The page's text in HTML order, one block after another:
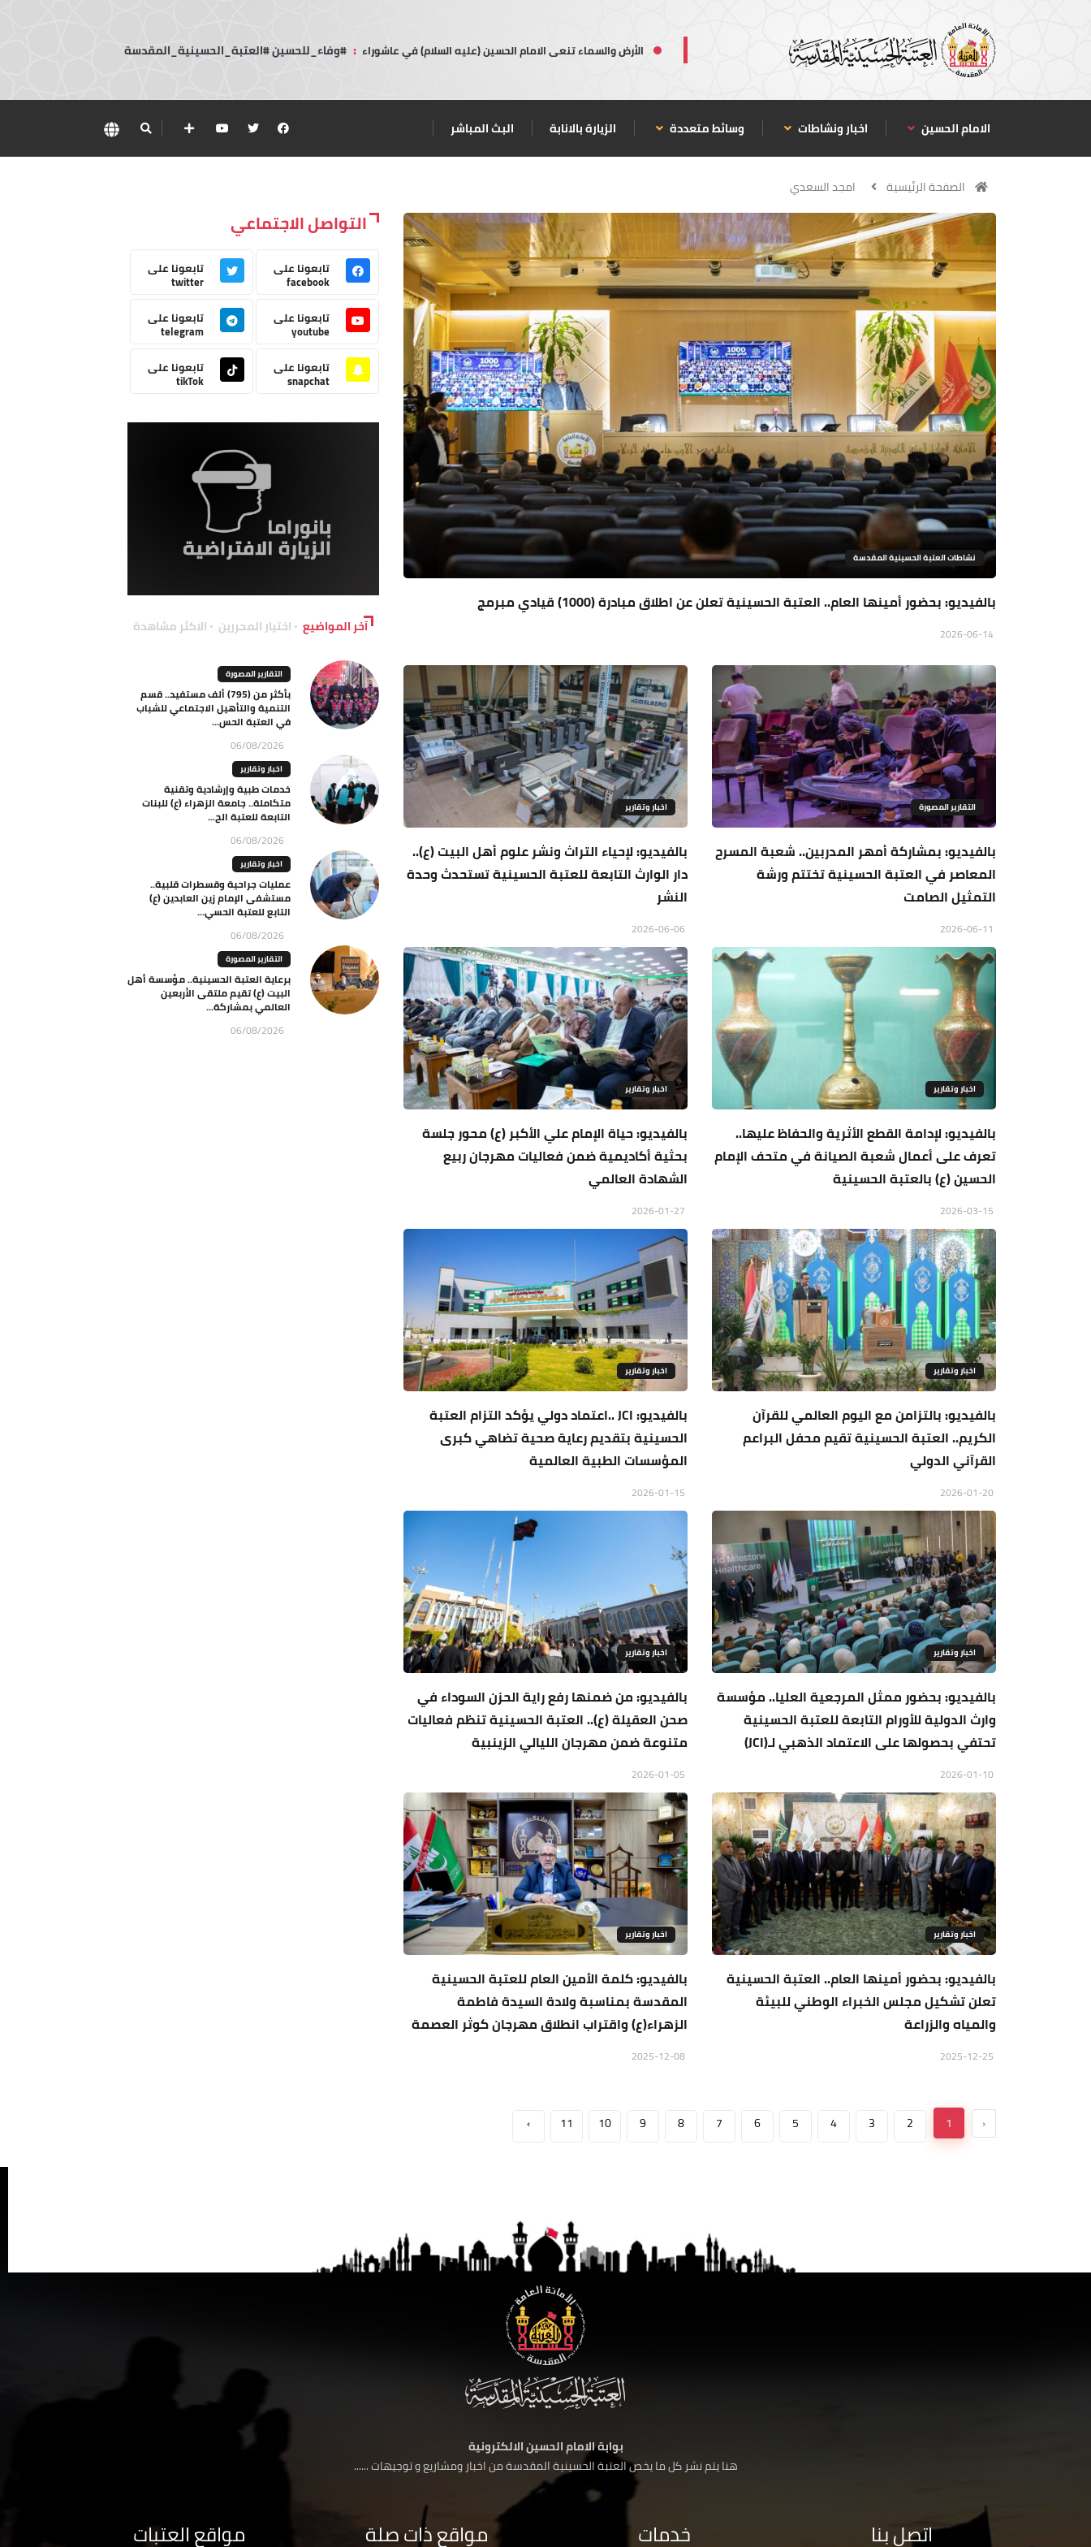
الأرض والسماء تنعى الامام الحسين (عليه السلام) في عاشوراء : #وفاء_للحسين #العتبة_الحسينية_المقدسة
الامام الحسين اخبار ونشاطات وسائط متعددة الزيارة بالانابة البث المباشر
الصفحة الرئيسية امجد السعدي
نشاطات العتبة الحسينية المقدسة
بالفيديو: بحضور أمينها العام.. العتبة الحسينية تعلن عن اطلاق مبادرة (1000) قيادي مبرمج
التقارير المصورة
بالفيديو: بمشاركة أمهر المدربين.. شعبة المسرح
المعاصر في العتبة الحسينية تختتم ورشة
التمثيل الصامت
اخبار وتقارير
بالفيديو: لإحياء التراث ونشر علوم أهل البيت (ع)..
دار الوارث التابعة للعتبة الحسينية تستحدث وحدة
النشر
اخبار وتقارير
بالفيديو: لإدامة القطع الأثرية والحفاظ عليها..
تعرف على أعمال شعبة الصيانة في متحف الإمام
الحسين (ع) بالعتبة الحسينية
اخبار وتقارير
بالفيديو: حياة الإمام علي الأكبر (ع) محور جلسة
بحثية أكاديمية ضمن فعاليات مهرجان ربيع
الشهادة العالمي
اخبار وتقارير
بالفيديو: بالتزامن مع اليوم العالمي للقرآن
الكريم.. العتبة الحسينية تقيم محفل البراعم
القرآني الدولي
اخبار وتقارير
بالفيديو: JCI ..اعتماد دولي يؤكد التزام العتبة
الحسينية بتقديم رعاية صحية تضاهي كبرى
المؤسسات الطبية العالمية
اخبار وتقارير
بالفيديو: بحضور ممثل المرجعية العليا.. مؤسسة
وارث الدولية للأورام التابعة للعتبة الحسينية
تحتفي بحصولها على الاعتماد الذهبي لـ(JCI)
اخبار وتقارير
بالفيديو: من ضمنها رفع راية الحزن السوداء في
صحن العقيلة (ع).. العتبة الحسينية تنظم فعاليات
متنوعة ضمن مهرجان الليالي الزينبية
اخبار وتقارير
بالفيديو: بحضور أمينها العام.. العتبة الحسينية
تعلن تشكيل مجلس الخبراء الوطني للبيئة
والمياه والزراعة
اخبار وتقارير
بالفيديو: كلمة الأمين العام للعتبة الحسينية
المقدسة بمناسبة ولادة السيدة فاطمة
الزهراء(ع) واقتراب انطلاق مهرجان كوثر العصمة
‹
1
2
3
4
5
6
7
8
9
10
11
›
التواصل الاجتماعي
تابعونا على
facebook
تابعونا على
twitter
تابعونا على
youtube
تابعونا على
telegram
تابعونا على
snapchat
تابعونا على
tikTok
آخر المواضيع اختيار المحررين الاكثر مشاهدة
التقارير المصورة
بأكثر من (795) ألف مستفيد.. قسم
التنمية والتأهيل الاجتماعي للشباب
في العتبة الحس...
06/08/2026
اخبار وتقارير
خدمات طبية وإرشادية وتقنية
متكاملة.. جامعة الزهراء (ع) للبنات
التابعة للعتبة الح...
06/08/2026
اخبار وتقارير
عمليات جراحية وقسطرات قلبية..
مستشفى الإمام زين العابدين (ع)
التابع للعتبة الحسي...
06/08/2026
التقارير المصورة
برعاية العتبة الحسينية.. مؤسسة أهل
البيت (ع) تقيم ملتقى الأربعين
العالمي بمشاركة...
06/08/2026
بوابة الامام الحسين الالكترونية
هنا يتم نشر كل ما يخص العتبة الحسينية المقدسة من اخبار ومشاريع و توجيهات ......
اتصل بنا خدمات مواقع ذات صلة مواقع العتبات